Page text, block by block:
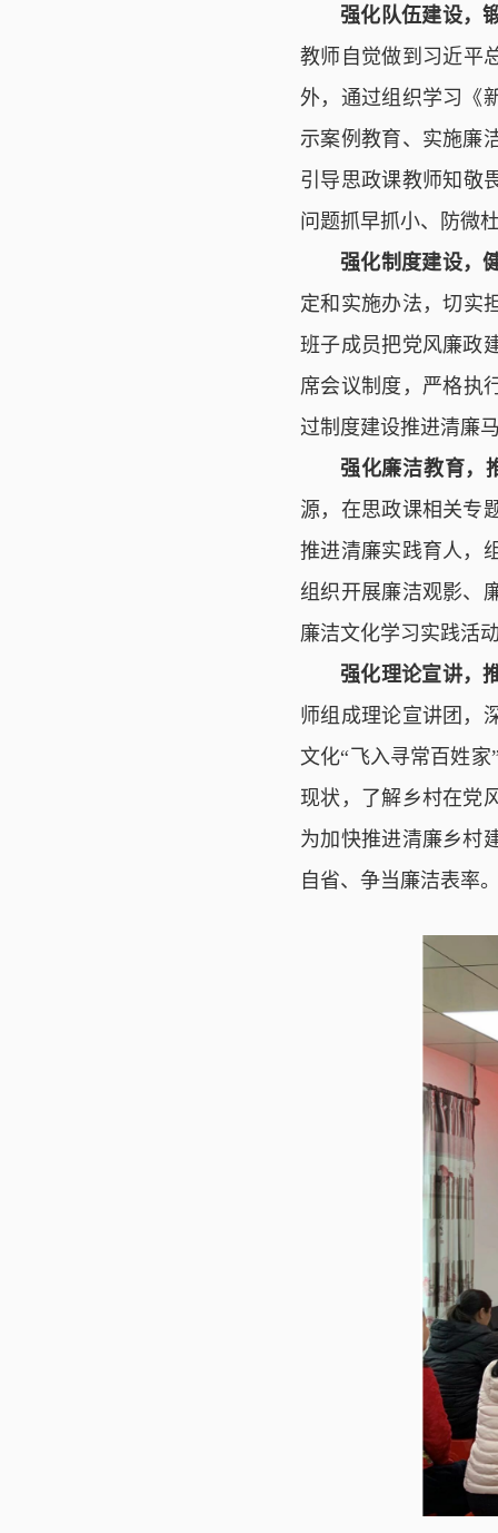
强化队伍建设，
教师自觉做到习近平
外，通过组织学习《
示案例教育、实施廉
引导思政课教师知敬
问题抓早抓小、防微
强化制度建设，
定和实施办法，切实
班子成员把党风廉政
席会议制度，严格执
过制度建设推进清廉
强化廉洁教育，
源，在思政课相关专
推进清廉实践育人，
组织开展廉洁观影、
廉洁文化学习实践活
强化理论宣讲，
师组成理论宣讲团，
文化“飞入寻常百姓
现状，了解乡村在党
为加快推进清廉乡村
自省、争当廉洁表率